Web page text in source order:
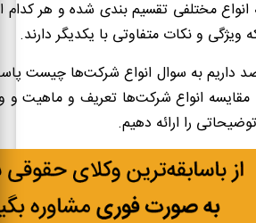
مختلفی تقسیم بندی شده و هر کدام
ویژگی و نکات متفاوتی با یکدیگر دارند.
داریم به سوال انواع شرکت‌ها چیست
انواع شرکت‌ها تعریف و ماهیت و
را ارائه دهیم.